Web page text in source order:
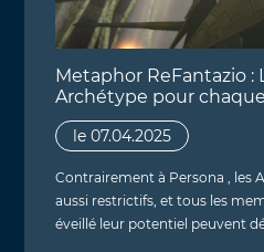
Metaphor ReFantazio :
Archétype pour
le 07.04.2025
Contrairement à Persona , les
aussi restrictifs, et tous les
éveillé leur potentiel peuvent